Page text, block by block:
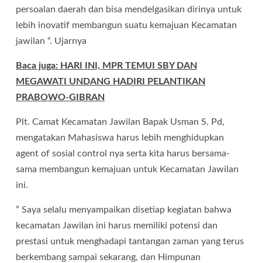
persoalan daerah dan bisa mendelgasikan dirinya untuk
lebih inovatif membangun suatu kemajuan Kecamatan
jawilan “. Ujarnya
Baca juga: HARI INI, MPR TEMUI SBY DAN
MEGAWATI UNDANG HADIRI PELANTIKAN
PRABOWO-GIBRAN
Plt. Camat Kecamatan Jawilan Bapak Usman S. Pd,
mengatakan Mahasiswa harus lebih menghidupkan
agent of sosial control nya serta kita harus bersama-
sama membangun kemajuan untuk Kecamatan Jawilan
ini.
” Saya selalu menyampaikan disetiap kegiatan bahwa
kecamatan Jawilan ini harus memiliki potensi dan
prestasi untuk menghadapi tantangan zaman yang terus
berkembang sampai sekarang, dan Himpunan